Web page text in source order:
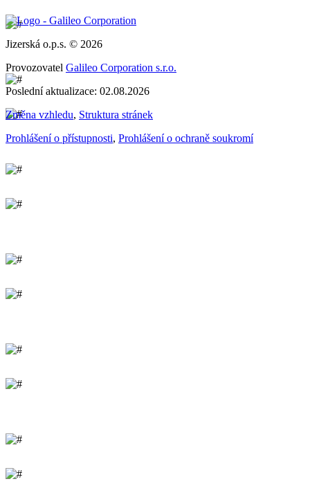
Jizerská o.p.s. © 2026
Provozovatel Galileo Corporation s.r.o.
Poslední aktualizace: 02.08.2026
Změna vzhledu, Struktura stránek
Prohlášení o přístupnosti, Prohlášení o ochraně soukromí